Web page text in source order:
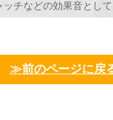
ッチなどの効果音とし
≫前のページに戻